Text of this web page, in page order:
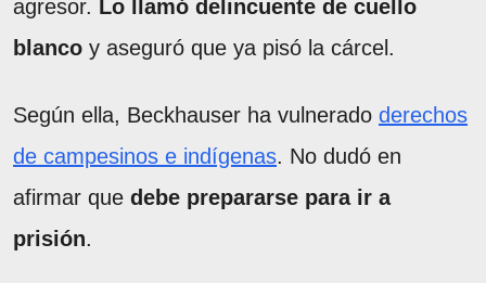
agresor. Lo llamó delincuente de cuello
blanco y aseguró que ya pisó la cárcel.
Según ella, Beckhauser ha vulnerado derechos
de campesinos e indígenas. No dudó en
afirmar que debe prepararse para ir a
prisión.